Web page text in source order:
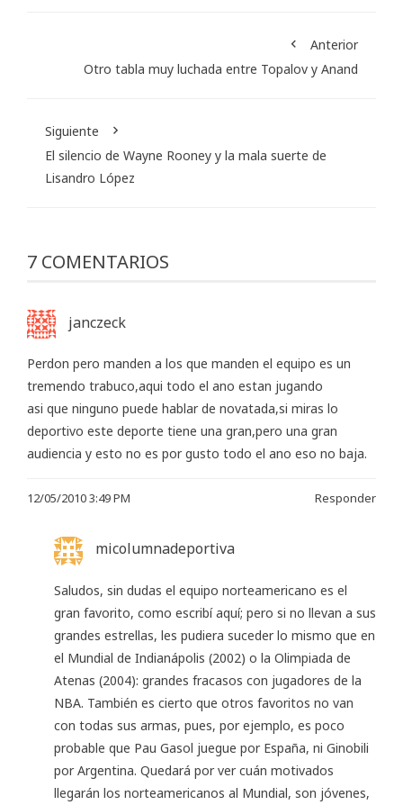
Anterior
Otro tabla muy luchada entre Topalov y Anand
Siguiente
El silencio de Wayne Rooney y la mala suerte de
Lisandro López
7 COMENTARIOS
janczeck
Perdon pero manden a los que manden el equipo es un
tremendo trabuco,aqui todo el ano estan jugando
asi que ninguno puede hablar de novatada,si miras lo
deportivo este deporte tiene una gran,pero una gran
audiencia y esto no es por gusto todo el ano eso no baja.
12/05/2010 3:49 PM Responder
micolumnadeportiva
Saludos, sin dudas el equipo norteamericano es el
gran favorito, como escribí aquí; pero si no llevan a sus
grandes estrellas, les pudiera suceder lo mismo que en
el Mundial de Indianápolis (2002) o la Olimpiada de
Atenas (2004): grandes fracasos con jugadores de la
NBA. También es cierto que otros favoritos no van
con todas sus armas, pues, por ejemplo, es poco
probable que Pau Gasol juegue por España, ni Ginobili
por Argentina. Quedará por ver cuán motivados
llegarán los norteamericanos al Mundial, son jóvenes,